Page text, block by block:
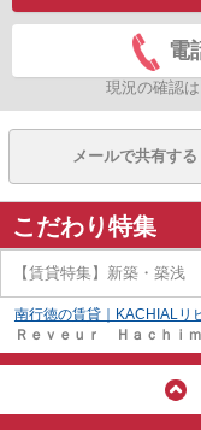
電
現況の確認
メールで共有する
こだわり特集
【賃貸特集】新築・築浅
南行徳の賃貸｜KACHIALリ
Ｒｅｖｅｕｒ Ｈａｃｈｉ